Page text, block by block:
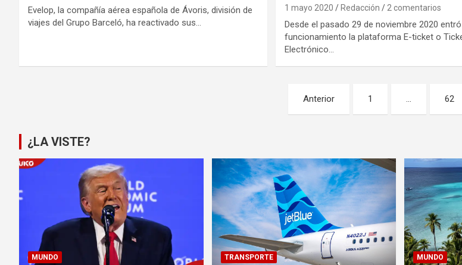
Evelop, la compañía aérea española de Ávoris, división de
viajes del Grupo Barceló, ha reactivado sus…
1 mayo 2020 Redacción 2 comentarios
Desde el pasado 29 de noviembre 2020
funcionamiento la plataforma E-ticket o
Electrónico…
entradas
Anterior 1 … 62
¿LA VISTE?
MUNDO TRANSPORTE MUNDO